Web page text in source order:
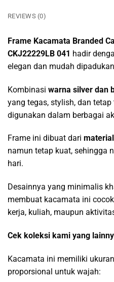
REVIEWS (0)
Frame Kacamata Branded
CKJ22229LB 041 hadir
elegan dan mudah
Kombinasi warna silver dan
yang tegas, stylish, dan
digunakan dalam berbagai
Frame ini dibuat dari
namun tetap kuat, sehingga
hari.
Desainnya yang minimalis
membuat kacamata ini
kerja, kuliah, maupun
Cek koleksi kami yang
Kacamata ini memiliki
proporsional untuk wajah: